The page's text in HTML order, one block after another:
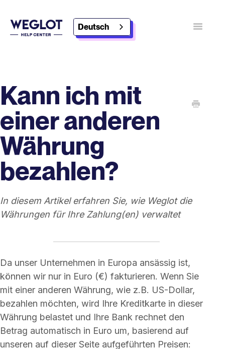
Deutsch
Kann ich mit
einer anderen
Währung
bezahlen?
In diesem Artikel erfahren Sie, wie Weglot die
Währungen für Ihre Zahlung(en) verwaltet
Da unser Unternehmen in Europa ansässig ist,
können wir nur in Euro (€) fakturieren. Wenn Sie
mit einer anderen Währung, wie z.B. US-Dollar,
bezahlen möchten, wird Ihre Kreditkarte in dieser
Währung belastet und Ihre Bank rechnet den
Betrag automatisch in Euro um, basierend auf
unseren auf dieser Seite aufgeführten Preisen: